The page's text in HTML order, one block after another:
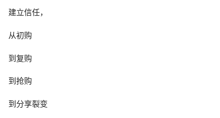
建立信任，
从初购
到复购
到抢购
到分享裂变